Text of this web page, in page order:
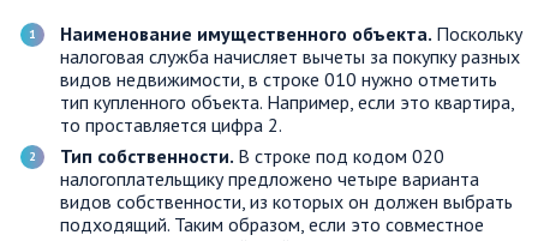
Наименование имущественного объекта. Поскольку
налоговая служба начисляет вычеты за покупку разных
видов недвижимости, в строке 010 нужно отметить
тип купленного объекта. Например, если это квартира,
то проставляется цифра 2.
Тип собственности. В строке под кодом 020
налогоплательщику предложено четыре варианта
видов собственности, из которых он должен выбрать
подходящий. Таким образом, если это совместное